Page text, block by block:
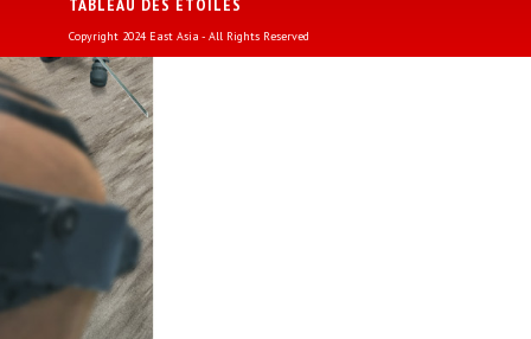
TABLEAU DES ETOILES
Copyright 2024 East Asia - All Rights Reserved